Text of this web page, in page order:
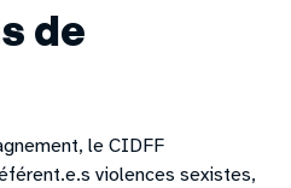
de
le CIDFF
violences sexistes,